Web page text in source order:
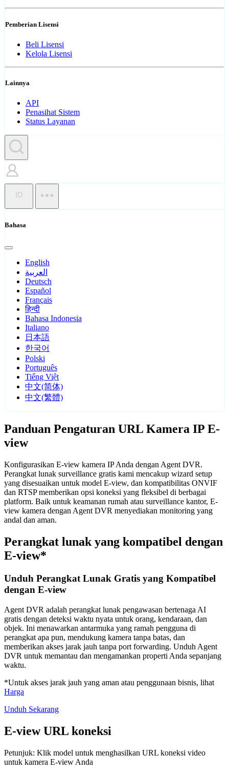
Pemberian Lisensi
Beli Lisensi
Kelola Lisensi
Lainnya
API
Penasihat Sistem
Status Layanan
ID
Bahasa
English
العربية
Deutsch
Español
Français
हिन्दी
Bahasa Indonesia
Italiano
日本語
한국어
Polski
Português
Tiếng Việt
中文(简体)
中文(繁體)
Panduan Pengaturan URL Kamera IP E-
view
Konfigurasikan E-view kamera IP Anda dengan Agent DVR.
Perangkat lunak surveillance gratis kami mencakup wizard setup
yang disesuaikan untuk model E-view, dan kompatibilitas ONVIF
dan RTSP memberikan opsi koneksi yang fleksibel di berbagai
platform. Baik untuk keamanan rumah atau surveillance kantor, E-
view kamera dengan Agent DVR menyediakan monitoring yang
andal dan aman.
Perangkat lunak yang kompatibel dengan
E-view*
Unduh Perangkat Lunak Gratis yang Kompatibel
dengan E-view
Agent DVR adalah perangkat lunak pengawasan bertenaga AI
gratis dengan deteksi waktu nyata untuk orang, kendaraan, dan
objek. Ini menawarkan antarmuka yang ramah pengguna di
perangkat apa pun, mendukung kamera tanpa batas, dan
memberikan akses jarak jauh tanpa port forwarding. Unduh Agent
DVR untuk memantau dan mengamankan properti Anda sepanjang
waktu.
*Untuk akses jarak jauh yang aman atau penggunaan bisnis, lihat
Harga
Unduh Sekarang
E-view URL koneksi
Petunjuk: Klik model untuk menghasilkan URL koneksi video
untuk kamera E-view Anda